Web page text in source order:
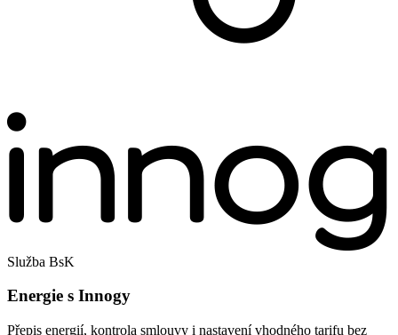
Služba BsK
Energie s Innogy
Přepis energií, kontrola smlouvy i nastavení vhodného tarifu bez